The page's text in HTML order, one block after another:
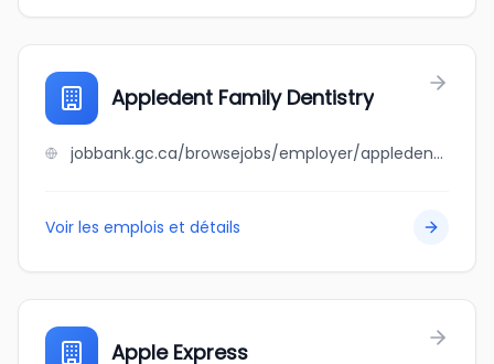
Appledent Family Dentistry
jobbank.gc.ca/browsejobs/employer/appledent+family+dentistry/ca
Voir les emplois et détails
Apple Express